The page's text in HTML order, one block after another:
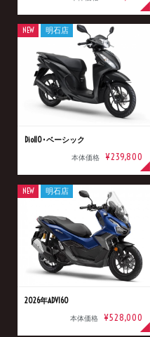
Dio110･ベーシック
本体価格 ¥239,800
NEW 明石店
2026年ADV160
本体価格 ¥528,000
NEW 明石店